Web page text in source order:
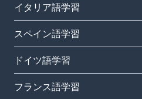
イタリア語学習
スペイン語学習
ドイツ語学習
フランス語学習